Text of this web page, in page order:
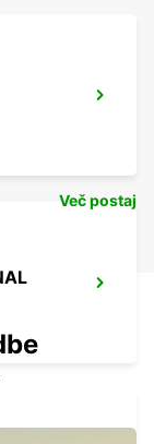
Več postaj